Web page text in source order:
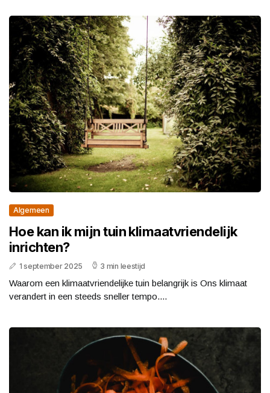
Algemeen
Hoe kan ik mijn tuin klimaatvriendelijk
inrichten?
1 september 2025 3 min leestijd
Waarom een klimaatvriendelijke tuin belangrijk is Ons klimaat
verandert in een steeds sneller tempo....